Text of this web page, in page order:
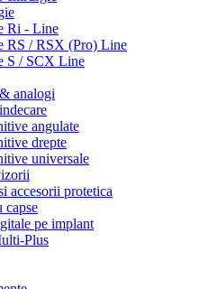
Ri - Line
RS / RSX (Pro) Line
S / SCX Line
analogi
angulate
drepte
universale
accesorii protetica
capse
pe implant
Plus